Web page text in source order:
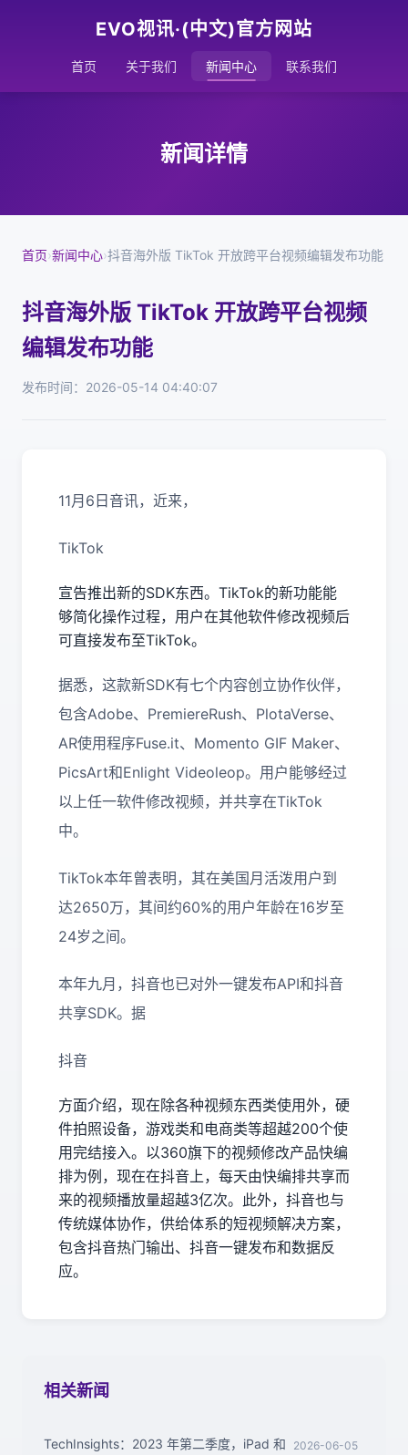
EVO视讯·(中文)官方网站
首页 关于我们 新闻中心 联系我们
新闻详情
首页›新闻中心›抖音海外版 TikTok 开放跨平台视频编辑发布功能
抖音海外版 TikTok 开放跨平台视频
编辑发布功能
发布时间：2026-05-14 04:40:07
11月6日音讯，近来，
TikTok
宣告推出新的SDK东西。TikTok的新功能能
够简化操作过程，用户在其他软件修改视频后
可直接发布至TikTok。
据悉，这款新SDK有七个内容创立协作伙伴，
包含Adobe、PremiereRush、PlotaVerse、
AR使用程序Fuse.it、Momento GIF Maker、
PicsArt和Enlight Videoleop。用户能够经过
以上任一软件修改视频，并共享在TikTok
中。
TikTok本年曾表明，其在美国月活泼用户到
达2650万，其间约60%的用户年龄在16岁至
24岁之间。
本年九月，抖音也已对外一键发布API和抖音
共享SDK。据
抖音
方面介绍，现在除各种视频东西类使用外，硬
件拍照设备，游戏类和电商类等超越200个使
用完结接入。以360旗下的视频修改产品快编
排为例，现在在抖音上，每天由快编排共享而
来的视频播放量超越3亿次。此外，抖音也与
传统媒体协作，供给体系的短视频解决方案，
包含抖音热门输出、抖音一键发布和数据反
应。
相关新闻
TechInsights：2023 年第二季度，iPad 和
2026-06-05